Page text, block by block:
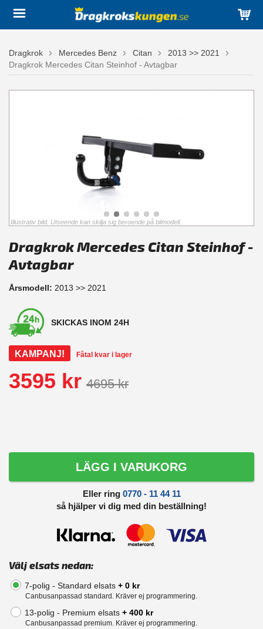
Dragkrok Mercedes Benz Citan
2013 >> 2021
Dragkrok Mercedes Citan Steinhof - Avtagbar
Illustrativ bild. Utseende kan skilja sig beroende på bilmodell.
Dragkrok Mercedes Citan Steinhof -
Avtagbar
Årsmodell: 2013 >> 2021
SKICKAS INOM 24H
KAMPANJ! Fåtal kvar i lager
3595 kr 4695 kr
LÄGG I VARUKORG
Eller ring 0770 - 11 44 11
så hjälper vi dig med din beställning!
Välj elsats nedan:
7-polig - Standard elsats + 0 kr
Canbusanpassad standard. Kräver ej programmering.
13-polig - Premium elsats + 400 kr
Canbusanpassad premium. Kräver ej programmering.